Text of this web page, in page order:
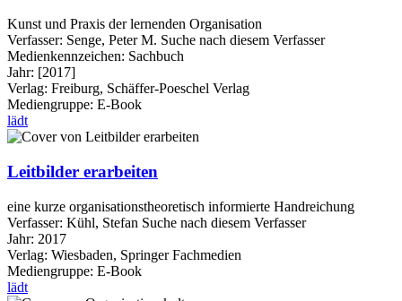
Kunst und Praxis der lernenden Organisation
Verfasser: Senge, Peter M. Suche nach diesem Verfasser
Medienkennzeichen: Sachbuch
Jahr: [2017]
Verlag: Freiburg, Schäffer-Poeschel Verlag
Mediengruppe: E-Book
lädt
Leitbilder erarbeiten
eine kurze organisationstheoretisch informierte Handreichung
Verfasser: Kühl, Stefan Suche nach diesem Verfasser
Jahr: 2017
Verlag: Wiesbaden, Springer Fachmedien
Mediengruppe: E-Book
lädt